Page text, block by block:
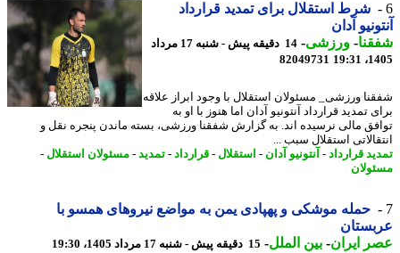
شرط استقلال برای تمدید قرارداد
آدان
-ورزشی-
14 دقیقه پیش - شنبه 17 مرداد
82049731
ورزشی_ مسئولان استقلال با وجود ابراز علاقه
تمدید قرارداد آنتونیو آدان اما هنوز با او به
مالی نرسیده اند. به گزارش شفقنا ورزشی، بسته ماندن پنجره نقل و
استقلال سبب ...
قرارداد -آنتونیو آدان - استقلال-قرارداد -تمدید-مسئولان استقلال-
حمله موشکی و پهپادی یمن به مواضع نیروهای همسو با
ایران- بین الملل-15 دقیقه پیش - شنبه 17 مرداد 1405، 19:30